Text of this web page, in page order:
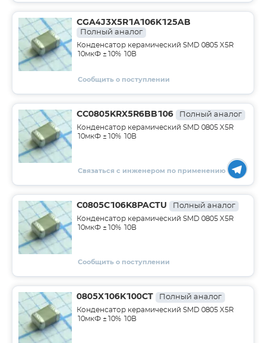
CGA4J3X5R1A106K125AB
Полный аналог
Конденсатор керамический SMD 0805 X5R
10мкФ ±10% 10В
Сообщить о поступлении
CC0805KRX5R6BB106 Полный аналог
Конденсатор керамический SMD 0805 X5R
10мкФ ±10% 10В
Связаться с инженером по применению
C0805C106K8PACTU Полный аналог
Конденсатор керамический SMD 0805 X5R
10мкФ ±10% 10В
Сообщить о поступлении
0805X106K100CT Полный аналог
Конденсатор керамический SMD 0805 X5R
10мкФ ±10% 10В